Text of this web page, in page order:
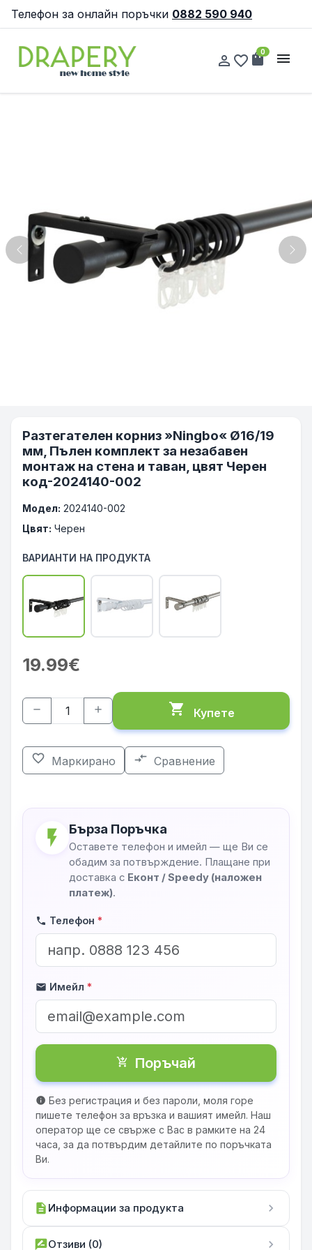
Телефон за онлайн поръчки 0882 590 940
person_outline favorite_border shopping_bag
0 menu
Previous
Разтегателен корниз »Ningbo« Ø16/19
мм, Пълен комплект за незабавен
монтаж на стена и таван, цвят Черен
код-2024140-002
Модел: 2024140-002
Цвят: Черен
ВАРИАНТИ НА ПРОДУКТА
19.99€
remove add shopping_cart Купете
favorite_border Маркирано compare_arrows Сравнение
flash_on Бърза Поръчка
Оставете телефон и имейл — ще Ви се
обадим за потвърждение. Плащане при
доставка с Еконт / Speedy (наложен
платеж).
phone Телефон *
mail Имейл *
shopping_cart_checkout Поръчай
info Без регистрация и без пароли, моля горе
пишете телефон за връзка и вашият имейл. Наш
оператор ще се свърже с Вас в рамките на 24
часа, за да потвърдим детайлите по поръчката
Ви.
description Информации за продукта chevron_right
rate_reviewОтзиви (0) chevron_right